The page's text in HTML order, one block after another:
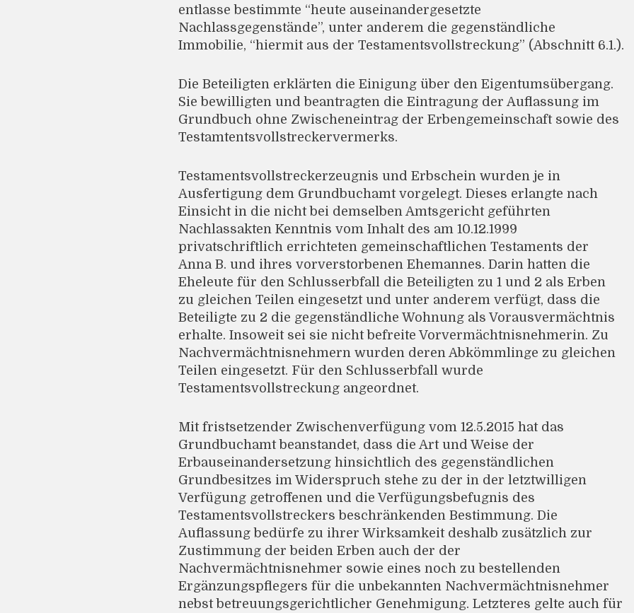
entlasse bestimmte “heute auseinandergesetzte
Nachlassgegenstände”, unter anderem die gegenständliche
Immobilie, “hiermit aus der Testamentsvollstreckung” (Abschnitt 6.1.).
Die Beteiligten erklärten die Einigung über den Eigentumsübergang.
Sie bewilligten und beantragten die Eintragung der Auflassung im
Grundbuch ohne Zwischeneintrag der Erbengemeinschaft sowie des
Testamtentsvollstreckervermerks.
Testamentsvollstreckerzeugnis und Erbschein wurden je in
Ausfertigung dem Grundbuchamt vorgelegt. Dieses erlangte nach
Einsicht in die nicht bei demselben Amtsgericht geführten
Nachlassakten Kenntnis vom Inhalt des am 10.12.1999
privatschriftlich errichteten gemeinschaftlichen Testaments der
Anna B. und ihres vorverstorbenen Ehemannes. Darin hatten die
Eheleute für den Schlusserbfall die Beteiligten zu 1 und 2 als Erben
zu gleichen Teilen eingesetzt und unter anderem verfügt, dass die
Beteiligte zu 2 die gegenständliche Wohnung als Vorausvermächtnis
erhalte. Insoweit sei sie nicht befreite Vorvermächtnisnehmerin. Zu
Nachvermächtnisnehmern wurden deren Abkömmlinge zu gleichen
Teilen eingesetzt. Für den Schlusserbfall wurde
Testamentsvollstreckung angeordnet.
Mit fristsetzender Zwischenverfügung vom 12.5.2015 hat das
Grundbuchamt beanstandet, dass die Art und Weise der
Erbauseinandersetzung hinsichtlich des gegenständlichen
Grundbesitzes im Widerspruch stehe zu der in der letztwilligen
Verfügung getroffenen und die Verfügungsbefugnis des
Testamentsvollstreckers beschränkenden Bestimmung. Die
Auflassung bedürfe zu ihrer Wirksamkeit deshalb zusätzlich zur
Zustimmung der beiden Erben auch der der
Nachvermächtnisnehmer sowie eines noch zu bestellenden
Ergänzungspflegers für die unbekannten Nachvermächtnisnehmer
nebst betreuungsgerichtlicher Genehmigung. Letzteres gelte auch für